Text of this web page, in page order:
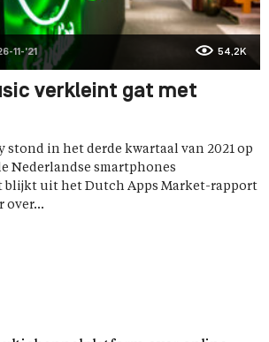
11-'21 54,2K
verkleint gat met
stond in het derde kwartaal van 2021 op
Nederlandse smartphones
blijkt uit het Dutch Apps Market-rapport
over...